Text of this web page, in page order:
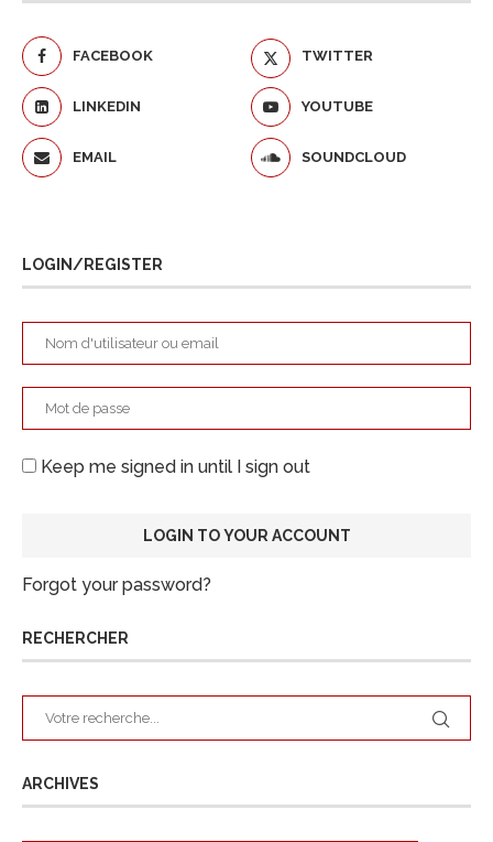
FACEBOOK TWITTER
LINKEDIN YOUTUBE
EMAIL SOUNDCLOUD
LOGIN/REGISTER
Keep me signed in until I sign out
Forgot your password?
RECHERCHER
ARCHIVES